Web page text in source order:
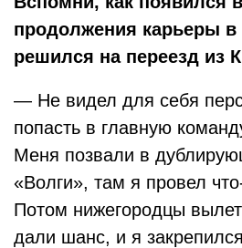
продолжения карьеры в
решился на переезд из
— Не видел для себя
попасть в главную
Меня позвали в
«Волги», там я провел
Потом нижегородцы
дали шанс, и я